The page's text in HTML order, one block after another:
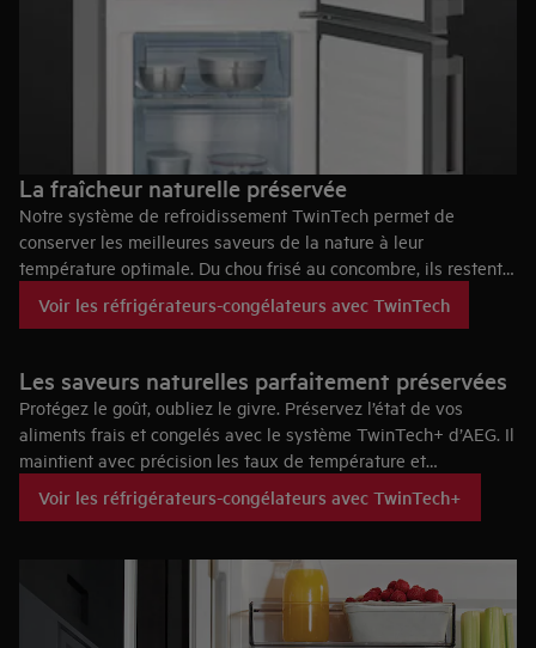
La fraîcheur naturelle préservée
Notre système de refroidissement TwinTech permet de
conserver les meilleures saveurs de la nature à leur
température optimale. Du chou frisé au concombre, ils restent
tous au meilleur de leur fraîcheur pendant plus longtemps. Les
feuilles et les pommes sont plus croquantes, et tout a plus de
produits frais, il y a toujours de la place pour les conserver.
Voir les réfrigérateurs-congélateurs avec TwinTech
Les saveurs naturelles parfaitement préservées
Protégez le goût, oubliez le givre. Préservez l’état de vos
aliments frais et congelés avec le système TwinTech+ d’AEG. Il
maintient avec précision les taux de température et
d’humidité, avec des fluctuations minimes, pour un congélateur
sans givre et des produits frais dont la qualité reste
de goût. La viande et le poisson sont aussi frais et colorés que
Voir les réfrigérateurs-congélateurs avec TwinTech+